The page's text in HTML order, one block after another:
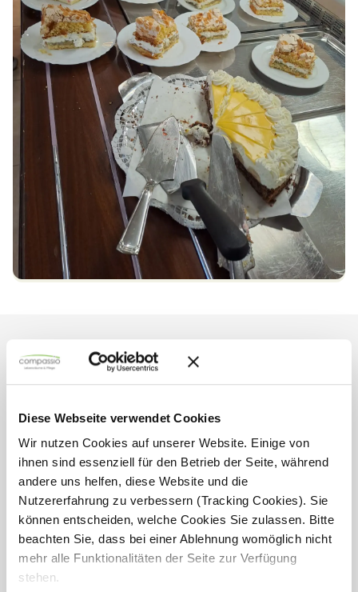
Diese Webseite verwendet Cookies
Wir nutzen Cookies auf unserer Website. Einige von
ihnen sind essenziell für den Betrieb der Seite, während
andere uns helfen, diese Website und die
Nutzererfahrung zu verbessern (Tracking Cookies). Sie
können entscheiden, welche Cookies Sie zulassen. Bitte
beachten Sie, dass bei einer Ablehnung womöglich nicht
mehr alle Funktionalitäten der Seite zur Verfügung
stehen.
Mehr ausSeniorenresidenz
Brilon